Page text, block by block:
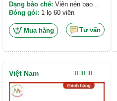
Dạng bào chế: Viên nén bao
phim
Đóng gói: 1 lọ 60 viên
Mua hàng Tư vấn
Được xếp
hạng5.00
Việt Nam